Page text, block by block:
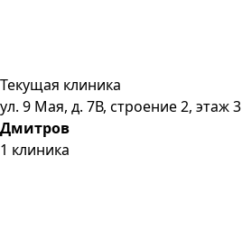
Текущая клиника
ул. 9 Мая, д. 7В, строение 2, этаж 3
Дмитров
1 клиника